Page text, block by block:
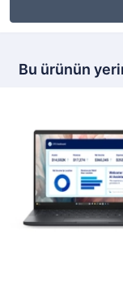
Bu ürünün